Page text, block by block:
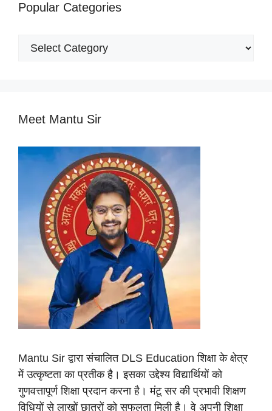
Popular Categories
Popular
Meet Mantu Sir
Mantu Sir द्वारा संचालित DLS Education शिक्षा के क्षेत्र
में उत्कृष्टता का प्रतीक है। इसका उद्देश्य विद्यार्थियों को
गुणवत्तापूर्ण शिक्षा प्रदान करना है। मंटू सर की प्रभावी शिक्षण
विधियों से लाखों छात्रों को सफलता मिली है। वे अपनी शिक्षा